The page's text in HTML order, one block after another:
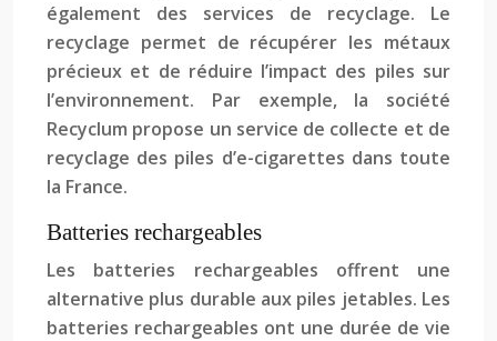
également des services de recyclage. Le
recyclage permet de récupérer les métaux
précieux et de réduire l’impact des piles sur
l’environnement. Par exemple, la société
Recyclum propose un service de collecte et de
recyclage des piles d’e-cigarettes dans toute
la France.
Batteries rechargeables
Les batteries rechargeables offrent une
alternative plus durable aux piles jetables. Les
batteries rechargeables ont une durée de vie